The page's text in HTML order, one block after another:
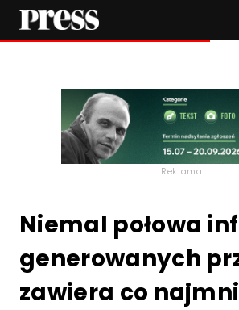
Reklama
Niemal połowa
generowanych
zawiera co